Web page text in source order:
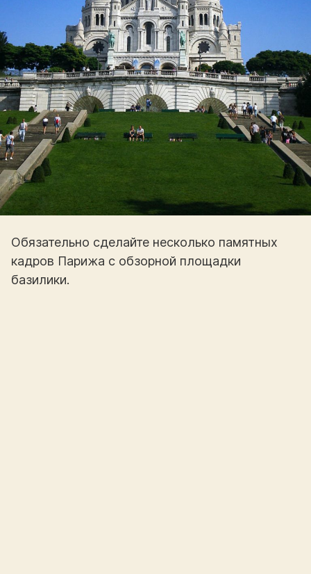
Обязательно сделайте несколько памятных
кадров Парижа с обзорной площадки
базилики.